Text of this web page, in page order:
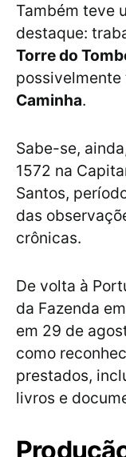
Também teve
destaque:
Torre do
possivelmente
Caminha.
Sabe-se,
1572 na
Santos,
das
crônicas.
De volta à
da Fazenda
em 29 de
como
prestados,
livros e